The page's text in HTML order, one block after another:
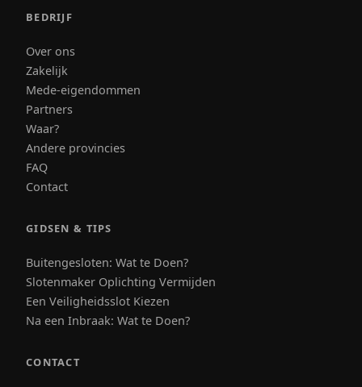
BEDRIJF
Over ons
Zakelijk
Mede-eigendommen
Partners
Waar?
Andere provincies
FAQ
Contact
GIDSEN & TIPS
Buitengesloten: Wat te Doen?
Slotenmaker Oplichting Vermijden
Een Veiligheidsslot Kiezen
Na een Inbraak: Wat te Doen?
CONTACT